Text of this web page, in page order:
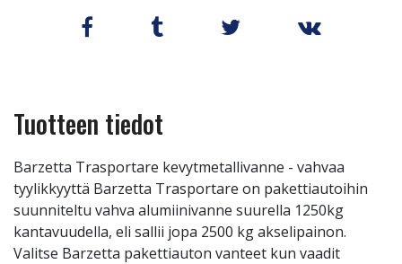
Tuotteen tiedot
Barzetta Trasportare kevytmetallivanne - vahvaa
tyylikkyyttä Barzetta Trasportare on pakettiautoihin
suunniteltu vahva alumiinivanne suurella 1250kg
kantavuudella, eli sallii jopa 2500 kg akselipainon.
Valitse Barzetta pakettiauton vanteet kun vaadit